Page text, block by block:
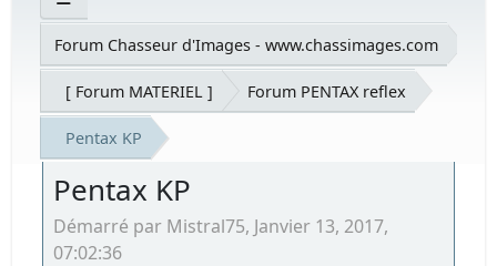
Forum Chasseur d'Images - www.chassimages.com
[ Forum MATERIEL ] Forum PENTAX reflex
Pentax KP
Pentax KP
Démarré par Mistral75, Janvier 13, 2017,
07:02:36